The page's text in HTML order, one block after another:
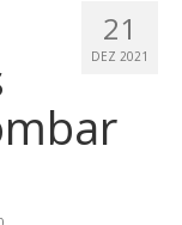
21
DEZ 2021